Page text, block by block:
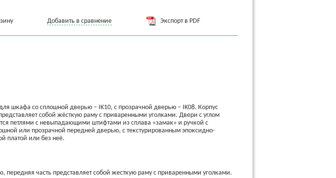
Добавить в сравнение Экспорт в PDF
шкафа со сплошной дверью – IK10, с прозрачной дверью – IK08. Корпус
собой жёсткую раму с приваренными уголками. Двери с углом
петлями с невыпадающими штифтами из сплава «замак» и ручкой с
или прозрачной передней дверью, с текстурированным эпоксидно-
платой или без неё.
передняя часть представляет собой жесткую раму с приваренными уголками.